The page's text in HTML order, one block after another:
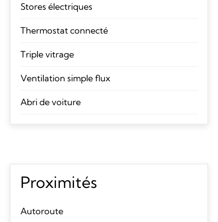
Stores électriques
Thermostat connecté
Triple vitrage
Ventilation simple flux
Abri de voiture
Proximités
Autoroute